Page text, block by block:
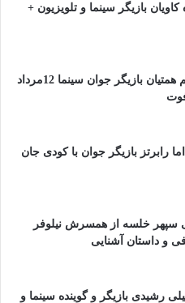
بازیگر سینما و تلویزیون +
درگذشت مریم همتیان بازیگر جوان سینما 12مرداد
رابرتز بازیگر جوان با کودی جان
سپهر خلسه از همسرش نیلوفر
و داستان آشنایی
رشیدی بازیگر و گوینده سینما و